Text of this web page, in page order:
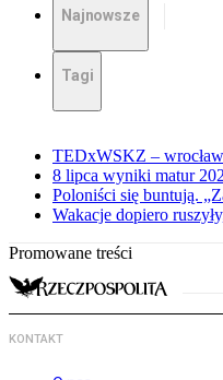
Najnowsze
Tagi
TEDxWSKZ –
8 lipca wyniki matur
Poloniści się buntują.
Wakacje dopiero
Promowane treści
KONTAKT